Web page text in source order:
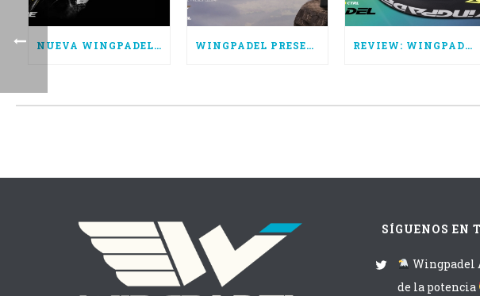
NUEVA WINGPADEL AIR HURRICANE, POTENCIA PURA WINGPADEL PRESENTA LAS NUEVAS AIR FORCE 3.0 REVIEW: WINGPADEL AIR TORNADO CTRL
SÍGUENOS EN
Wingpadel
de la potencia